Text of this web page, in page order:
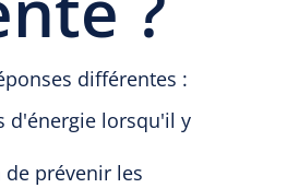
différentes :
d'énergie lorsqu'il y
prévenir les